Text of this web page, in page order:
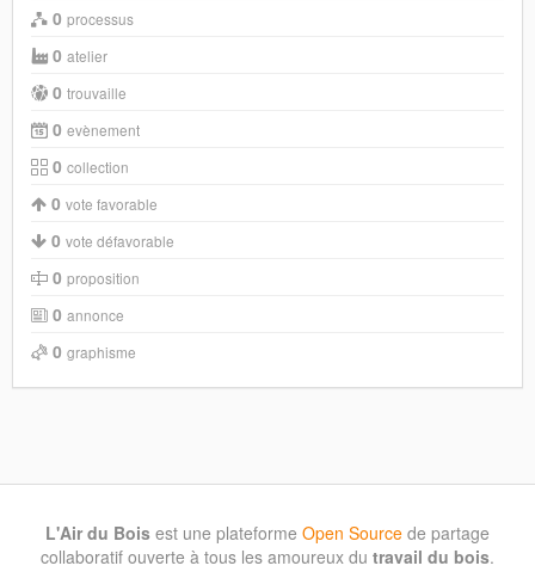
0 processus
0 atelier
0 trouvaille
0 evènement
0 collection
0 vote favorable
0 vote défavorable
0 proposition
0 annonce
0 graphisme
L'Air du Bois est une plateforme Open Source de partage
collaboratif ouverte à tous les amoureux du travail du bois.